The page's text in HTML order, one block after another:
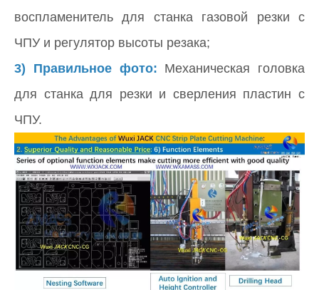
воспламенитель для станка газовой резки с
ЧПУ и регулятор высоты резака;
3) Правильное фото: Механическая головка
для станка для резки и сверления пластин с
ЧПУ.